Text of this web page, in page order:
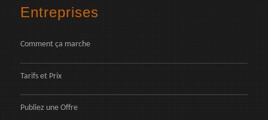
Entreprises
Comment ça marche
Tarifs et Prix
Publiez une Offre